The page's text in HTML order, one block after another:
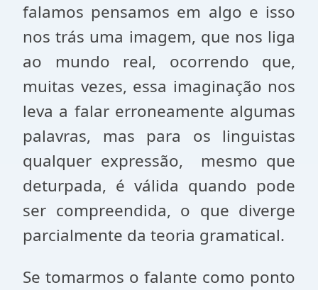
falamos pensamos em algo e isso
nos trás uma imagem, que nos liga
ao mundo real, ocorrendo que,
muitas vezes, essa imaginação nos
leva a falar erroneamente algumas
palavras, mas para os linguistas
qualquer expressão, mesmo que
deturpada, é válida quando pode
ser compreendida, o que diverge
parcialmente da teoria gramatical.
Se tomarmos o falante como ponto